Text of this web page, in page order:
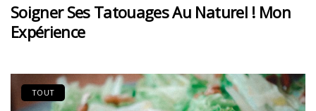
Soigner Ses Tatouages Au Naturel ! Mon
Expérience
TOUT